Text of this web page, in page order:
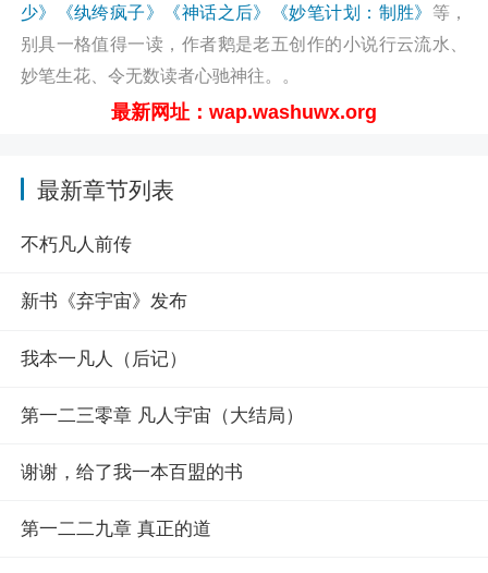
少》
《纨绔疯子》 《神话之后》 《妙笔计划：制胜》 等，
别具一格值得一读，作者鹅是老五创作的小说行云流水、
妙笔生花、令无数读者心驰神往。。
最新网址：wap.washuwx.org
最新章节列表
不朽凡人前传
新书《弃宇宙》发布
我本一凡人（后记）
第一二三零章 凡人宇宙（大结局）
谢谢，给了我一本百盟的书
第一二二九章 真正的道